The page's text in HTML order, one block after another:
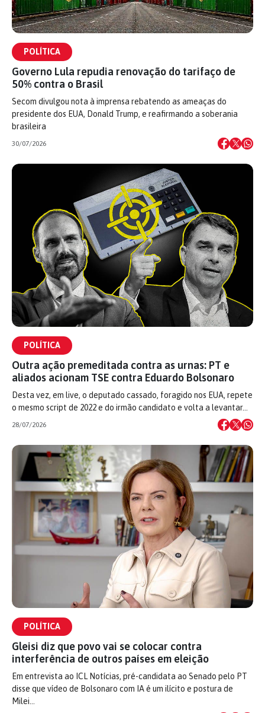
POLÍTICA
Governo Lula repudia renovação do tarifaço de
50% contra o Brasil
Secom divulgou nota à imprensa rebatendo as ameaças do
presidente dos EUA, Donald Trump, e reafirmando a soberania
brasileira
30/07/2026
POLÍTICA
Outra ação premeditada contra as urnas: PT e
aliados acionam TSE contra Eduardo Bolsonaro
Desta vez, em live, o deputado cassado, foragido nos EUA, repete
o mesmo script de 2022 e do irmão candidato e volta a levantar…
28/07/2026
POLÍTICA
Gleisi diz que povo vai se colocar contra
interferência de outros países em eleição
Em entrevista ao ICL Notícias, pré-candidata ao Senado pelo PT
disse que vídeo de Bolsonaro com IA é um ilícito e postura de
Milei…